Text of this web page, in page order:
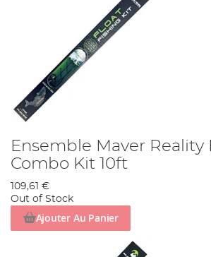
Ensemble Maver Reality
Combo Kit 10ft
109,61 €
Out of Stock
Ajouter Au Panier